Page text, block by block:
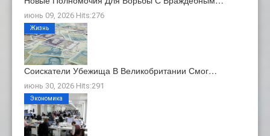
июнь 09, 2026 Hits:276
Соискатели Убежища В Великобритании Смог…
июнь 30, 2026 Hits:291
Жизнь
Экономика